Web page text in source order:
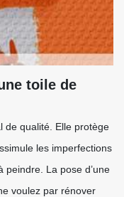
toile de
de qualité. Elle protège
les imperfections
peindre. La pose d’une
voulez par rénover